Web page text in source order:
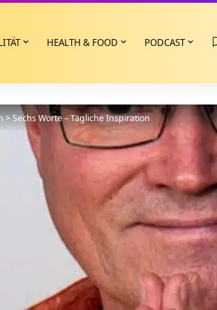
HEALTH & FOOD PODCAST
>Sechs Worte – Tägliche Inspiration